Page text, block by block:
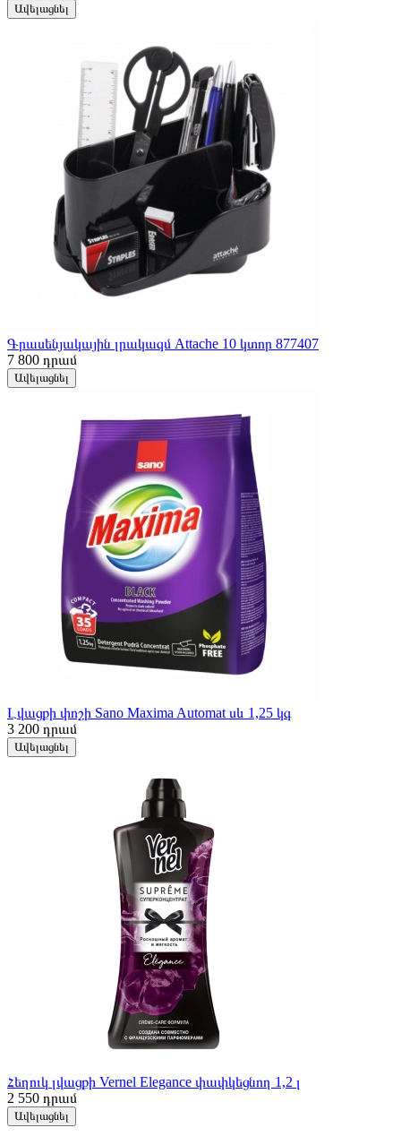
Ավելացնել
Գրասենյակային լրակազմ Attache 10 կտոր 877407
7 800 դրամ
Ավելացնել
Լվացքի փոշի Sano Maxima Automat սև 1,25 կգ
3 200 դրամ
Ավելացնել
Հեղուկ լվացքի Vernel Elegance փափկեցնող 1,2 լ
2 550 դրամ
Ավելացնել